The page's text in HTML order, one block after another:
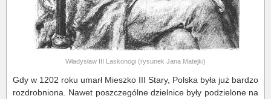
Władysław III Laskonogi (rysunek Jana Matejki)
Gdy w 1202 roku umarł Mieszko III Stary, Polska była już bardzo
rozdrobniona. Nawet poszczególne dzielnice były podzielone na